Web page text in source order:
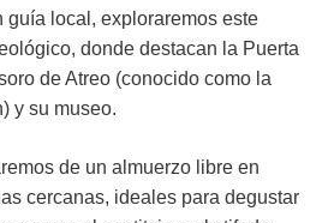
guía local, exploraremos este
donde destacan la Puerta
de Atreo (conocido como la
y su museo.
de un almuerzo libre en
cercanas, ideales para degustar